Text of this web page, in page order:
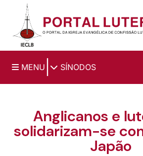
Ir para o conteúdo principal
MENU SÍNODOS
Anglicanos e
solidarizam-se
Japão